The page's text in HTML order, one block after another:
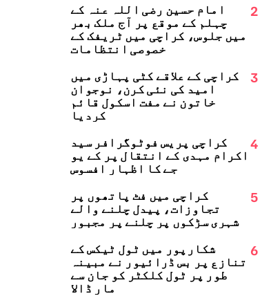
2
امام حسین رضی اللہ عنہ کے
چہلم کے موقع پر آج ملک بھر
میں جلوس، کراچی میں ٹریفک کے
خصوصی انتظامات
3
کراچی کے علاقے کٹی پہاڑی میں
امید کی نئی کرن، نوجوان
خاتون نے مفت اسکول قائم
کردیا
4
کراچی پریس فوٹوگرافر سید
اکرام مہدی کے انتقال پر کے یو
جے کا اظہارِ افسوس
5
کراچی میں فٹ پاتھوں پر
تجاوزات، پیدل چلنے والے
شہری سڑکوں پر چلنے پر مجبور
6
شکارپور میں ٹول ٹیکس کے
تنازع پر بس ڈرائیور نے مبینہ
طور پر ٹول کلکٹر کو جان سے
مار ڈالا